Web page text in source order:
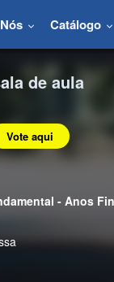
Catálogo
de aula
Vote aqui
- Anos